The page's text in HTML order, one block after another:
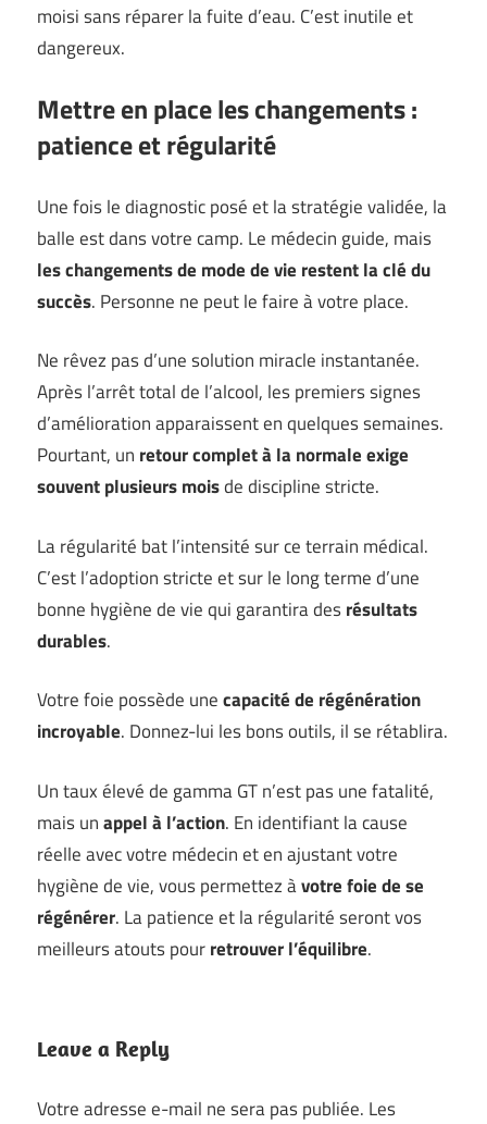
moisi sans réparer la fuite d’eau. C’est inutile et
dangereux.
Mettre en place les changements :
patience et régularité
Une fois le diagnostic posé et la stratégie validée, la
balle est dans votre camp. Le médecin guide, mais
les changements de mode de vie restent la clé du
succès. Personne ne peut le faire à votre place.
Ne rêvez pas d’une solution miracle instantanée.
Après l’arrêt total de l’alcool, les premiers signes
d’amélioration apparaissent en quelques semaines.
Pourtant, un retour complet à la normale exige
souvent plusieurs moisde discipline stricte.
La régularité bat l’intensité sur ce terrain médical.
C’est l’adoption stricte et sur le long terme d’une
bonne hygiène de vie qui garantira desrésultats
durables.
Votre foie possède unecapacité de régénération
incroyable. Donnez-lui les bons outils, il se rétablira.
Un taux élevé de gamma GT n’est pas une fatalité,
mais unappel à l’action. En identifiant la cause
réelle avec votre médecin et en ajustant votre
hygiène de vie, vous permettez àvotre foie de se
régénérer. La patience et la régularité seront vos
meilleurs atouts pourretrouver l’équilibre.
Leave a Reply
Votre adresse e-mail ne sera pas publiée. Les